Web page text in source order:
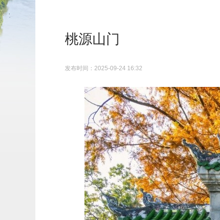
桃源山门
发布时间：2025-09-24 16:32